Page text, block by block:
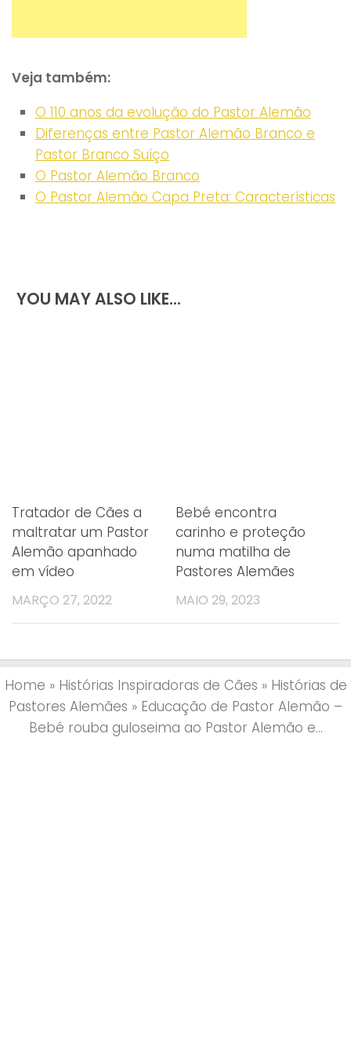
Veja também:
O 110 anos da evolução do Pastor Alemão
Diferenças entre Pastor Alemão Branco e
Pastor Branco Suíço
O Pastor Alemão Branco
O Pastor Alemão Capa Preta: Características
YOU MAY ALSO LIKE...
Tratador de Cães a
maltratar um Pastor
Alemão apanhado
em vídeo
MARÇO 27, 2022
Bebé encontra
carinho e proteção
numa matilha de
Pastores Alemães
MAIO 29, 2023
Home » Histórias Inspiradoras de Cães » Histórias de
Pastores Alemães » Educação de Pastor Alemão –
Bebé rouba guloseima ao Pastor Alemão e…